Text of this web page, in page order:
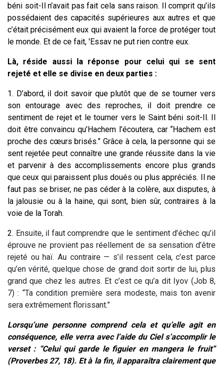
béni soit-Il n’avait pas fait cela sans raison. Il comprit qu’ils
possédaient des capacités supérieures aux autres et que
c’était précisément eux qui avaient la force de protéger tout
le monde. Et de ce fait, 'Essav ne put rien contre eux.
Là, réside aussi la réponse pour celui qui se sent
rejeté et elle se divise en deux parties :
1. D’abord, il doit savoir que plutôt que de se tourner vers
son entourage avec des reproches, il doit prendre ce
sentiment de rejet et le tourner vers le Saint béni soit-Il. Il
doit être convaincu qu’Hachem l’écoutera, car “Hachem est
proche des cœurs brisés.” Grâce à cela, la personne qui se
sent rejetée peut connaître une grande réussite dans la vie
et parvenir à des accomplissements encore plus grands
que ceux qui paraissent plus doués ou plus appréciés. Il ne
faut pas se briser, ne pas céder à la colère, aux disputes, à
la jalousie ou à la haine, qui sont, bien sûr, contraires à la
voie de la Torah.
2. Ensuite, il faut comprendre que le sentiment d’échec qu’il
éprouve ne provient pas réellement de sa sensation d’être
rejeté ou haï. Au contraire — s’il ressent cela, c’est parce
qu’en vérité, quelque chose de grand doit sortir de lui, plus
grand que chez les autres. Et c’est ce qu’a dit Iyov (Job 8,
7) : “Ta condition première sera modeste, mais ton avenir
sera extrêmement florissant.”
Lorsqu’une personne comprend cela et qu’elle agit en
conséquence, elle verra avec l’aide du Ciel s’accomplir le
verset : “Celui qui garde le figuier en mangera le fruit”
(Proverbes 27, 18). Et à la fin, il apparaîtra clairement que